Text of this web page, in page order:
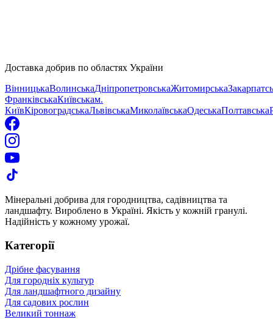
Доставка добрив по областях України
ВінницькаВолинськаДніпропетровськаЖитомирська
ФранківськаКиївськам.
КиївКіровоградськаЛьвівськаМиколаївськаОдеськаПолтавська
Мінеральні добрива для городництва, садівництва та
ландшафту. Вироблено в Україні. Якість у кожній гранулі.
Надійність у кожному урожаї.
Категорії
Дрібне фасування
Для городніх культур
Для ландшафтного дизайну
Для садових рослин
Великий тоннаж